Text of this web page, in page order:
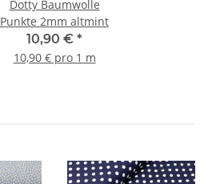
Dotty Baumwolle
Punkte 2mm altmint
10,90 € *
10,90 € pro 1 m